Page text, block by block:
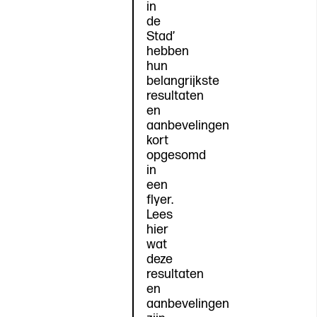
in
de
Stad’
hebben
hun
belangrijkste
resultaten
en
aanbevelingen
kort
opgesomd
in
een
flyer.
Lees
hier
wat
deze
resultaten
en
aanbevelingen